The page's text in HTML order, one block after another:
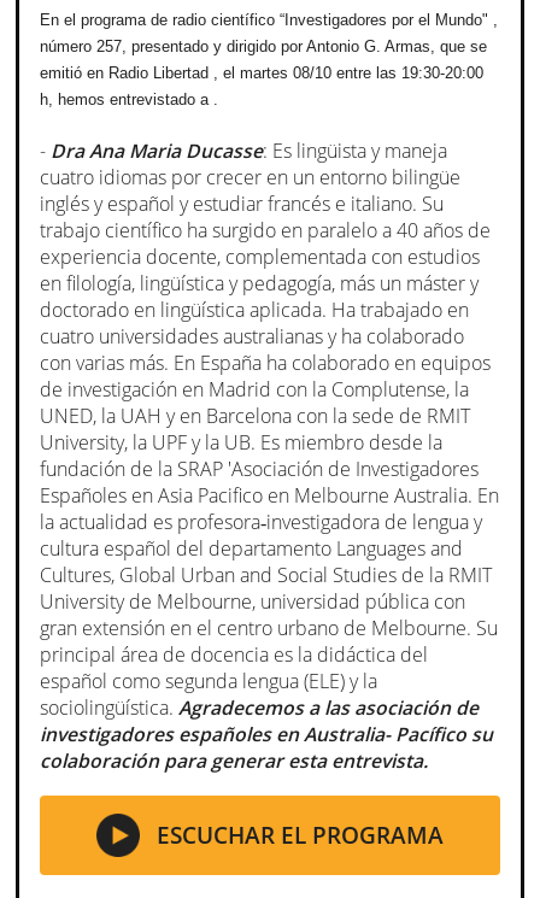
En el programa de radio científico “Investigadores por el Mundo" ,
número 257, presentado y dirigido por Antonio G. Armas, que se
emitió en Radio Libertad , el martes 08/10 entre las 19:30-20:00
h, hemos entrevistado a .
- Dra Ana Maria Ducasse: Es lingüista y maneja
cuatro idiomas por crecer en un entorno bilingüe
inglés y español y estudiar francés e italiano. Su
trabajo científico ha surgido en paralelo a 40 años de
experiencia docente, complementada con estudios
en filología, lingüística y pedagogía, más un máster y
doctorado en lingüística aplicada. Ha trabajado en
cuatro universidades australianas y ha colaborado
con varias más. En España ha colaborado en equipos
de investigación en Madrid con la Complutense, la
UNED, la UAH y en Barcelona con la sede de RMIT
University, la UPF y la UB. Es miembro desde la
fundación de la SRAP 'Asociación de Investigadores
Españoles en Asia Pacifico en Melbourne Australia. En
la actualidad es profesora‑investigadora de lengua y
cultura español del departamento Languages and
Cultures, Global Urban and Social Studies de la RMIT
University de Melbourne, universidad pública con
gran extensión en el centro urbano de Melbourne. Su
principal área de docencia es la didáctica del
español como segunda lengua (ELE) y la
sociolingüística. Agradecemos a las asociación de
investigadores españoles en Australia- Pacífico su
colaboración para generar esta entrevista.
ESCUCHAR EL PROGRAMA